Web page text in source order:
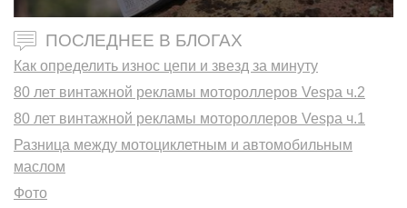
ПОСЛЕДНЕЕ В БЛОГАХ
Как определить износ цепи и звезд за минуту
80 лет винтажной рекламы мотороллеров Vespa ч.2
80 лет винтажной рекламы мотороллеров Vespa ч.1
Разница между мотоциклетным и автомобильным
маслом
Фото